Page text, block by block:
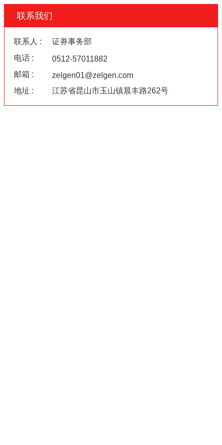
联系我们
联系人 :
证券事务部
电话 :
0512-57011882
邮箱 :
zelgen01@zelgen.com
地址 :
江苏省昆山市玉山镇晨丰路262号